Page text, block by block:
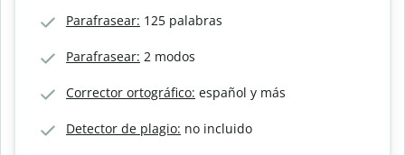
Parafrasear: 125 palabras
Parafrasear: 2 modos
Corrector ortográfico: español y más
Detector de plagio: no incluido